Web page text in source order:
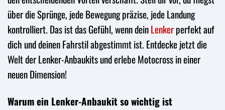
über die Sprünge, jede Bewegung präzise, jede Landung
kontrolliert. Das ist das Gefühl, wenn deinLenkerperfekt auf
dich und deinen Fahrstil abgestimmt ist. Entdecke jetzt die
Welt der Lenker-Anbaukits und erlebe Motocross in einer
neuen Dimension!
Warum ein Lenker-Anbaukit so wichtig ist